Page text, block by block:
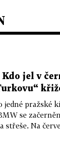
jel v
jedné pražské
se
Na